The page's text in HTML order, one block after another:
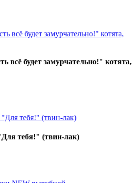
всё будет замурчательно!" котята,
тебя!" (твин-лак)